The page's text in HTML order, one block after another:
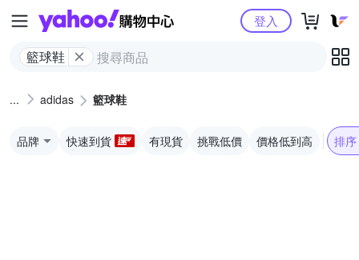
Yahoo購物中心
籃球鞋
登入
adidas 籃球鞋
品牌 快速到貨 有現貨 挑戰低價 價格低到高 排序